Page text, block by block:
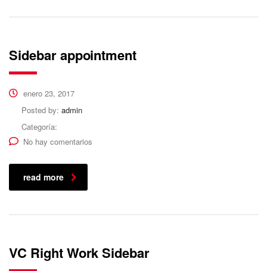
Sidebar appointment
enero 23, 2017
Posted by: admin
Categoría:
No hay comentarios
read more
VC Right Work Sidebar